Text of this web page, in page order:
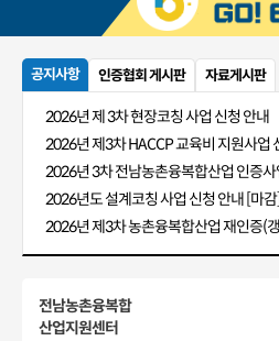
공지사항 인증협회 게시판 자료게시판
2026년 제 3차 현장코칭 사업 신청 안내
2026년도 설계코칭 사업 신청 안내 [마감]
전남농촌융복합
산업지원센터